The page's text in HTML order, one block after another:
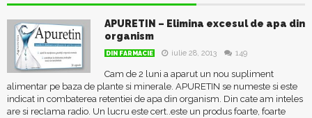
APURETIN – Elimina excesul de apa din
organism
DIN FARMACIE iulie 28, 2013 149
Cam de 2 luni a aparut un nou supliment
alimentar pe baza de plante si minerale. APURETIN se numeste si este
indicat in combaterea retentiei de apa din organism. Din cate am inteles
are si reclama radio. Un lucru este cert..este un produs foarte, foarte